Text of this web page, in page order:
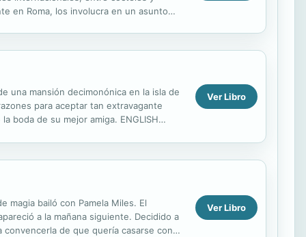
en Roma, los involucra en un asunto
una mansión decimonónica en la isla de
para aceptar tan extravagante
boda de su mejor amiga. ENGLISH
Ver Libro
magia bailó con Pamela Miles. El
a la mañana siguiente. Decidido a
de que quería casarse con
Ver Libro